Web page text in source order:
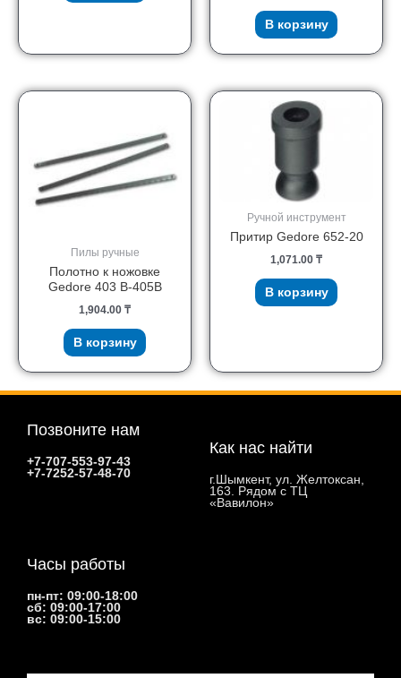
В корзину
Пилы ручные
Полотно к ножовке
Gedore 403 B-405B
1,904.00 ₸
В корзину
Ручной инструмент
Притир Gedore 652-20
1,071.00 ₸
В корзину
Позвоните нам
+7-707-553-97-43
+7-7252-57-48-70
Как нас найти
г.Шымкент, ул. Желтоксан,
163. Рядом с ТЦ
«Вавилон»
Часы работы
пн-пт: 09:00-18:00
сб: 09:00-17:00
вс: 09:00-15:00